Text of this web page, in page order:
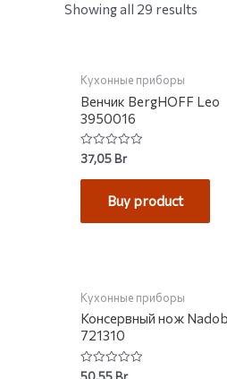
Showing all 29 results
Кухонные приборы
Венчик BergHOFF Leo
3950016
Rated
0
out
37,05Br
Buy product
Кухонные приборы
Консервный нож
721310
Rated
50,55Br